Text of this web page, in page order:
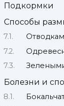
Подкормки
Способы
Болезни и